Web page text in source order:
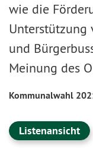
wie die
Unterstützung
und
Meinung des
Kommunalwahl
Listenansicht